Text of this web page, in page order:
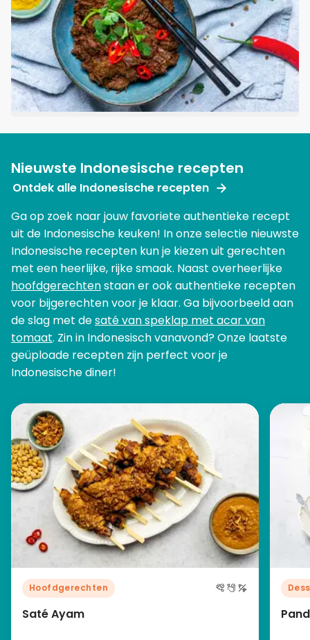
Nieuwste Indonesische recepten
Ontdek alle Indonesische recepten
Ga op zoek naar jouw favoriete authentieke recept
uit de Indonesische keuken! In onze selectie nieuwste
Indonesische recepten kun je kiezen uit gerechten
met een heerlijke, rijke smaak. Naast overheerlijke
hoofdgerechtenstaan er ook authentieke recepten
voor bijgerechten voor je klaar. Ga bijvoorbeeld aan
de slag met desaté van speklap met acar van
tomaat. Zin in Indonesisch vanavond? Onze laatste
geüploade recepten zijn perfect voor je
Indonesische diner!
Hoofdgerechten
Saté Ayam